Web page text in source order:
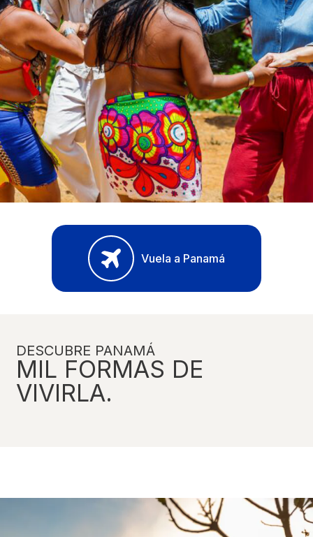
Vuela a Panamá
MIL FORMAS DE
VIVIRLA.
DESCUBRE PANAMÁ